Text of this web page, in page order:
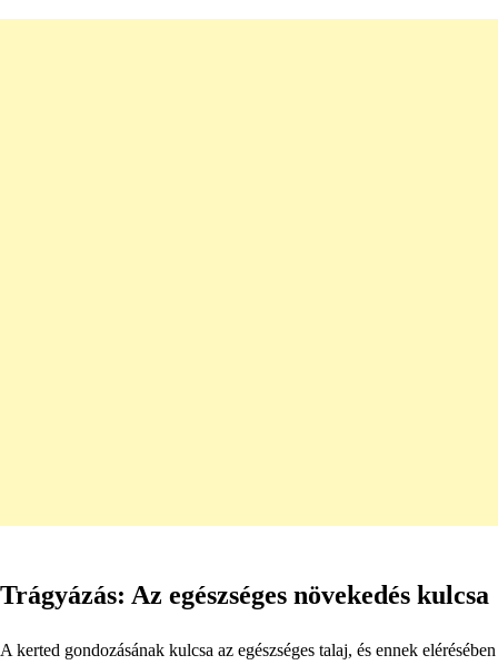
Trágyázás: Az egészséges növekedés kulcsa
A kerted gondozásának kulcsa az egészséges talaj, és ennek elérésében